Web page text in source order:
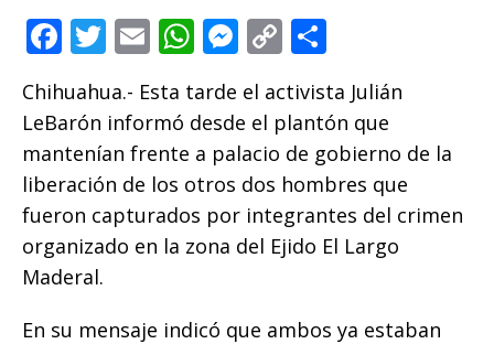
F
c
e
b
o
o
k
T
it
te
r
E
ai
l
W
at
s
A
p
p
M
e
ss
e
n
g
e
C
p
y
Li
n
k
m
p
ar
ti
r
Chihuahua.- Esta tarde el activista Julián
LeBarón informó desde el plantón que
mantenían frente a palacio de gobierno de la
liberación de los otros dos hombres que
fueron capturados por integrantes del crimen
organizado en la zona del Ejido El Largo
Maderal.
En su mensaje indicó que ambos ya estaban